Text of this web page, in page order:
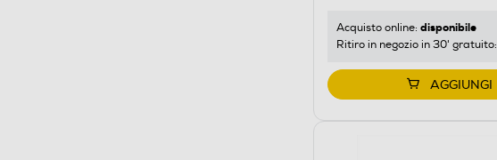
Acquisto online: disponibile
Ritiro in negozio in 30' gratuito:
AGGIUNGI